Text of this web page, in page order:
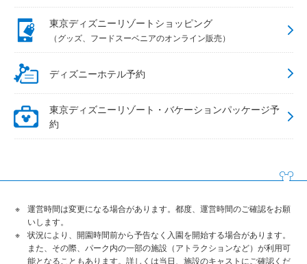
東京ディズニーリゾートショッピング
（グッズ、フードスーベニアのオンライン販売）
ディズニーホテル予約
東京ディズニーリゾート・バケーションパッケージ予
約
運営時間は変更になる場合があります。都度、運営時間のご確認をお願
いします。
状況により、開園時間前から予告なく入園を開始する場合があります。
また、その際、パーク内の一部の施設（アトラクションなど）が利用可
能となることもあります。詳しくは当日、施設のキャストにご確認くだ